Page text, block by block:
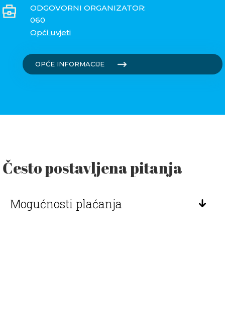
ODGOVORNI ORGANIZATOR:
060
Opći uvjeti
OPĆE INFORMACIJE
Često postavljena pitanja
Mogućnosti plaćanja